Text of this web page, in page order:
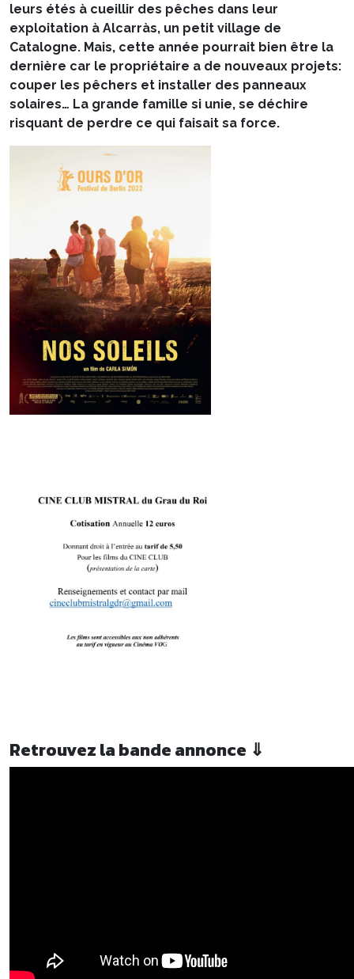
leurs étés à cueillir des pêches dans leur
exploitation à Alcarràs, un petit village de
Catalogne. Mais, cette année pourrait bien être la
dernière car le propriétaire a de nouveaux projets:
couper les pêchers et installer des panneaux
solaires… La grande famille si unie, se déchire
risquant de perdre ce qui faisait sa force.
Retrouvez la bande annonce ⇓